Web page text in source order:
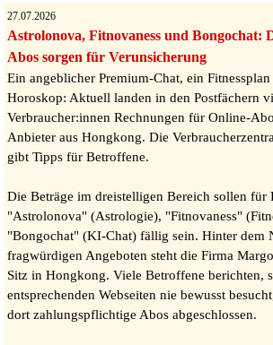
27.07.2026
Astrolonova, Fitnovaness und Bongochat:
Abos sorgen für Verunsicherung
Ein angeblicher Premium-Chat, ein
Horoskop: Aktuell landen in den Postfächern
Verbraucher:innen Rechnungen für Online-
Anbieter aus Hongkong. Die
gibt Tipps für Betroffene.
Die Beträge im dreistelligen Bereich sollen für
"Astrolonova" (Astrologie), "Fitnovaness"
"Bongochat" (KI-Chat) fällig sein. Hinter dem
fragwürdigen Angeboten steht die Firma
Sitz in Hongkong. Viele Betroffene berichten,
entsprechenden Webseiten nie bewusst
dort zahlungspflichtige Abos abgeschlossen.